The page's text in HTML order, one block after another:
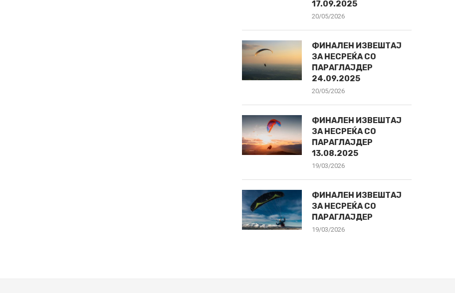
17.09.2025
20/05/2026
ФИНАЛЕН ИЗВЕШТАЈ
ЗА НЕСРЕЌА СО
ПАРАГЛАЈДЕР
24.09.2025
20/05/2026
ФИНАЛЕН ИЗВЕШТАЈ
ЗА НЕСРЕЌА СО
ПАРАГЛАЈДЕР
13.08.2025
19/03/2026
ФИНАЛЕН ИЗВЕШТАЈ
ЗА НЕСРЕЌА СО
ПАРАГЛАЈДЕР
19/03/2026